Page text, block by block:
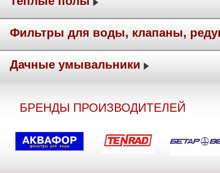
Фильтры для воды, клапаны,
Дачные умывальники
БРЕНДЫ ПРОИЗВОДИТЕЛЕЙ